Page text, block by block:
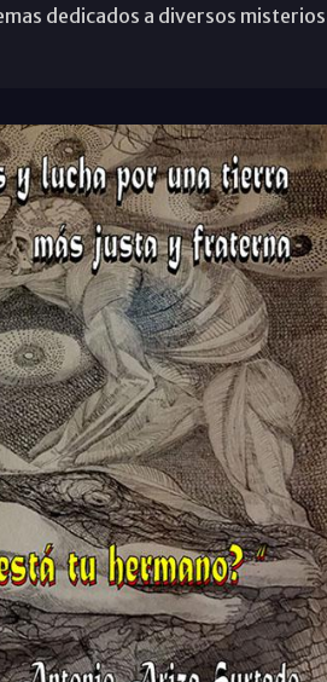
dedicados a diversos